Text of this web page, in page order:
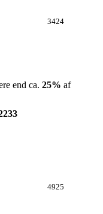
3424
end ca. 25% af
4925